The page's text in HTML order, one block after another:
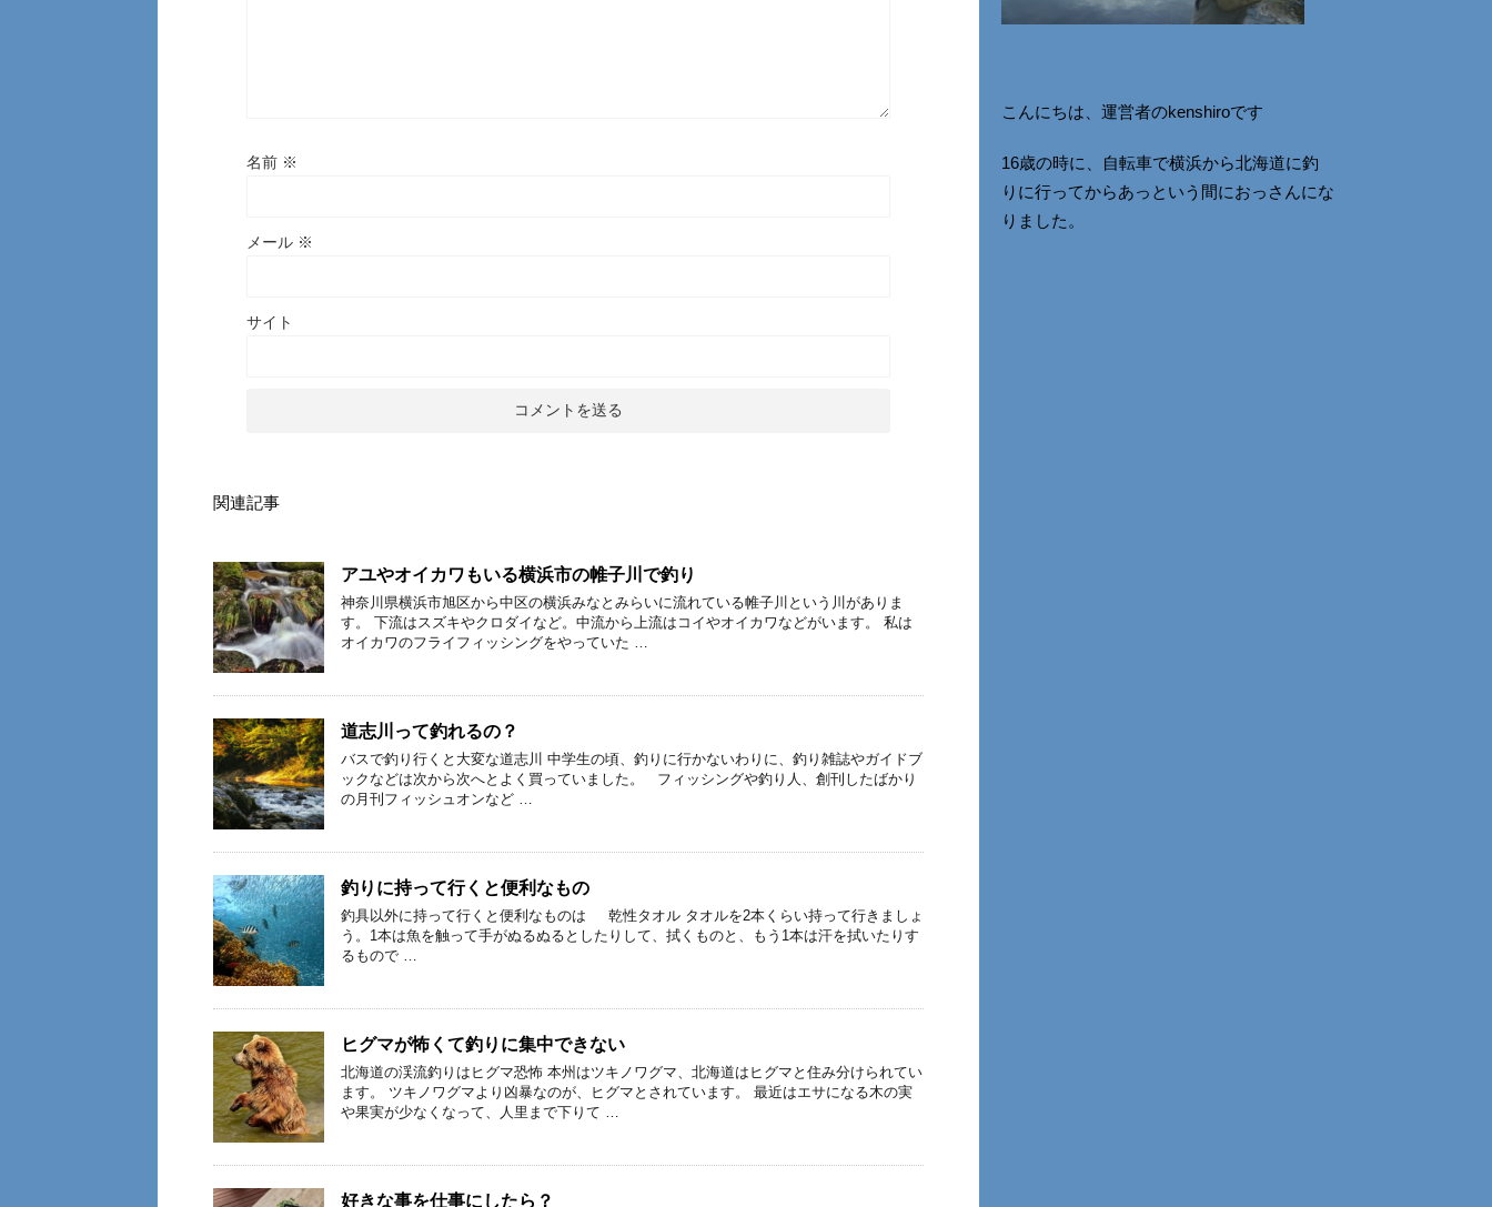
名前 ※
メール ※
サイト
関連記事
アユやオイカワもいる横浜市の帷子川で釣り
神奈川県横浜市旭区から中区の横浜みなとみらいに流れている帷子川という川がありま
す。 下流はスズキやクロダイなど。中流から上流はコイやオイカワなどがいます。 私は
オイカワのフライフィッシングをやっていた …
道志川って釣れるの？
バスで釣り行くと大変な道志川 中学生の頃、釣りに行かないわりに、釣り雑誌やガイドブ
ックなどは次から次へとよく買っていました。 フィッシングや釣り人、創刊したばかり
の月刊フィッシュオンなど …
釣りに持って行くと便利なもの
釣具以外に持って行くと便利なものは 乾性タオル タオルを2本くらい持って行きましょ
う。1本は魚を触って手がぬるぬるとしたりして、拭くものと、もう1本は汗を拭いたりす
るもので …
ヒグマが怖くて釣りに集中できない
北海道の渓流釣りはヒグマ恐怖 本州はツキノワグマ、北海道はヒグマと住み分けられてい
ます。 ツキノワグマより凶暴なのが、ヒグマとされています。 最近はエサになる木の実
や果実が少なくなって、人里まで下りて …
好きな事を仕事にしたら？
こんにちは、運営者のkenshiroです
16歳の時に、自転車で横浜から北海道に釣
りに行ってからあっという間におっさんにな
りました。